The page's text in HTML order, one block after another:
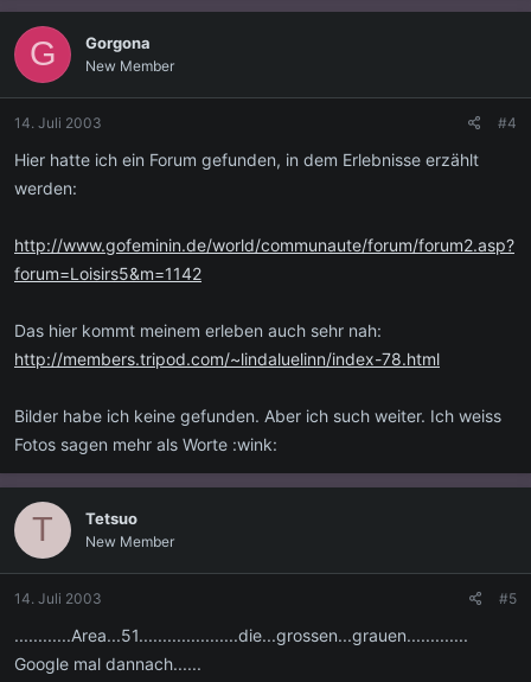
G Gorgona
New Member
14. Juli 2003 #4
Hier hatte ich ein Forum gefunden, in dem Erlebnisse erzählt
werden:
http://www.gofeminin.de/world/communaute/forum/forum2.asp?
forum=Loisirs5&m=1142
Das hier kommt meinem erleben auch sehr nah:
http://members.tripod.com/~lindaluelinn/index-78.html
Bilder habe ich keine gefunden. Aber ich such weiter. Ich weiss
Fotos sagen mehr als Worte :wink:
T Tetsuo
New Member
14. Juli 2003 #5
............Area...51.....................die...grossen...grauen.............
Google mal dannach......